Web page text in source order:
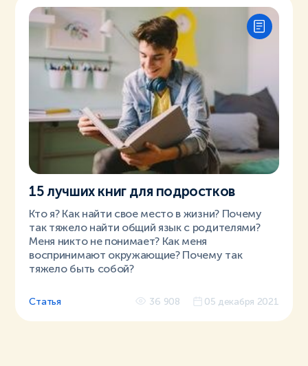
15 лучших книг для подростков
Кто я? Как найти свое место в жизни? Почему
так тяжело найти общий язык с родителями?
Меня никто не понимает? Как меня
воспринимают окружающие? Почему так
тяжело быть собой?
Статья 36 908 05 декабря 2021